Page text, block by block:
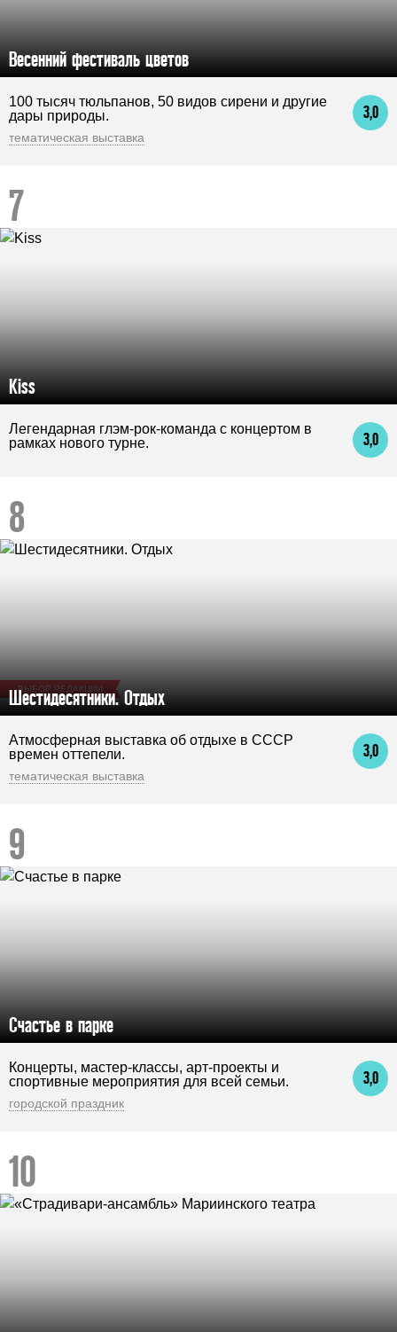
Весенний фестиваль цветов
3,0
100 тысяч тюльпанов, 50 видов сирени и другие
дары природы.
тематическая выставка
Kiss
3,0
Легендарная глэм-рок-команда с концертом в
рамках нового турне.
ВЫБОР РЕДАКЦИИ
Шестидесятники. Отдых
3,0
Атмосферная выставка об отдыхе в СССР
времен оттепели.
тематическая выставка
Счастье в парке
3,0
Концерты, мастер-классы, арт-проекты и
спортивные мероприятия для всей семьи.
городской праздник